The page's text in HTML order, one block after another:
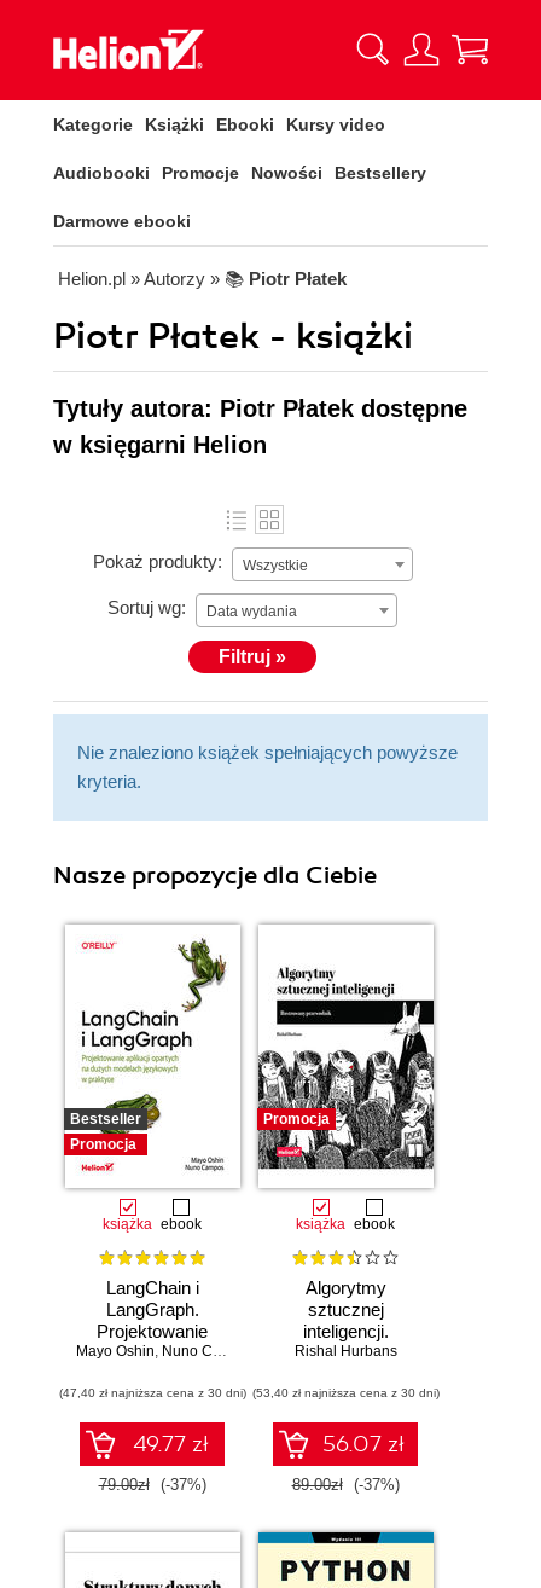
Kategorie Książki Ebooki Kursy video
Audiobooki Promocje Nowości Bestsellery
Darmowe ebooki
Helion.pl » Autorzy » 📚 Piotr Płatek
Piotr Płatek - książki
Tytuły autora: Piotr Płatek dostępne
w księgarni Helion
Pokaż produkty: Wszystkie
Sortuj wg: Data wydania
Filtruj »
Nie znaleziono książek spełniających powyższe
kryteria.
Nasze propozycje dla Ciebie
Bestseller
Promocja
książka ebook
LangChain i
LangGraph.
Projektowanie
aplikacji opartych
modelach
językowych w
praktyce
Mayo Oshin, Nuno Campos
(47,40 zł najniższa cena z 30 dni)
49.77 zł
79.00zł (-37%)
Promocja
książka ebook
Algorytmy
sztucznej
inteligencji.
Ilustrowany
Rishal Hurbans
(53,40 zł najniższa cena z 30 dni)
56.07 zł
89.00zł (-37%)